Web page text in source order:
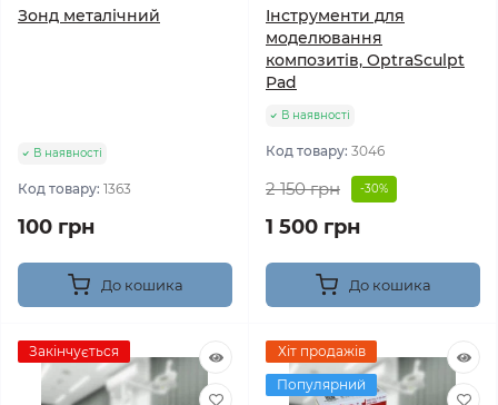
Зонд металічний
В наявності
Код товару: 1363
100 грн
До кошика
Інструменти для
моделювання
композитів, OptraSculpt
Pad
В наявності
Код товару: 3046
2 150 грн -30%
1 500 грн
До кошика
Закінчується
Хіт продажів
Популярний